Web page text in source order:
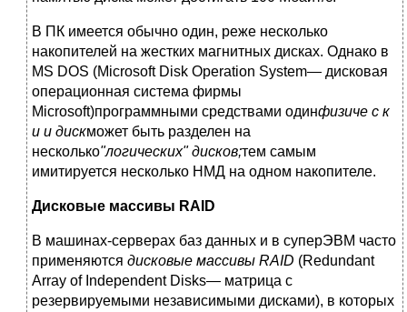
В ПК имеется обычно один, реже несколько
накопителей на жестких магнитных дис­ках. Однако в
MS DOS (Microsoft Disk Operation System— дисковая
операционная система фирмы
Microsoft)программными средствами одинфизиче с к
и и дискможет быть раз­делен на
несколько"логических" дисков;тем самым
имитируется несколько НМД на одном накопителе.
Дисковые массивы RAID
В машинах-серверах баз данных и в суперЭВМ часто
применяются дисковые масси­вы RAID (Redundant
Array of Independent Disks— матрица с
резервируемыми независи­мыми дисками), в которых